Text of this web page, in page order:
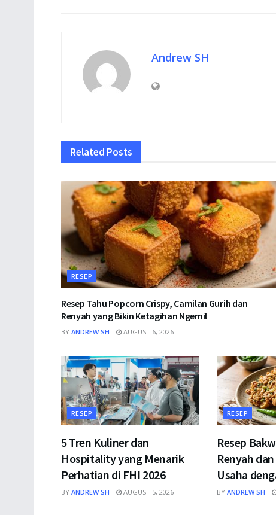
Andrew SH
Related Posts
RESEP
Resep Tahu Popcorn Crispy, Camilan Gurih dan
Renyah yang Bikin Ketagihan Ngemil
BY ANDREW SH AUGUST 6, 2026
RESEP
5 Tren Kuliner dan
Hospitality yang Menarik
Perhatian di FHI 2026
BY ANDREW SH AUGUST 5, 2026
RESEP
Resep
Renyah
Usaha
BY ANDREW SH